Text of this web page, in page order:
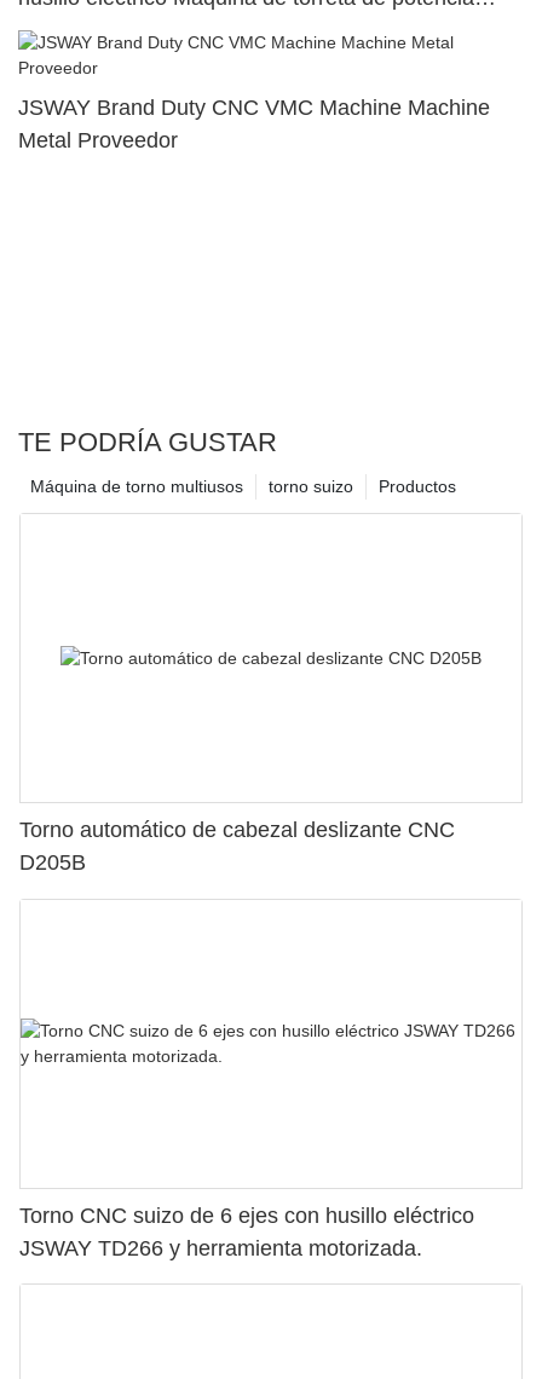
superior dual116
JSWAY Brand Duty CNC VMC Machine Machine
Metal Proveedor
TE PODRÍA GUSTAR
Productos
torno suizo
Máquina de torno multiusos
Torno automático de cabezal deslizante CNC
D205B
Torno CNC suizo de 6 ejes con husillo eléctrico
JSWAY TD266 y herramienta motorizada.